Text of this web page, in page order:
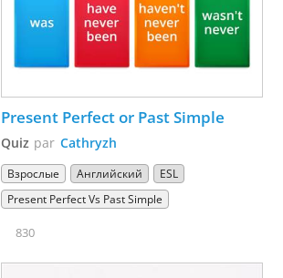
Present Perfect or Past Simple
Quiz par Cathryzh
Взрослые Английский
ESL
Present Perfect Vs Past Simple
830